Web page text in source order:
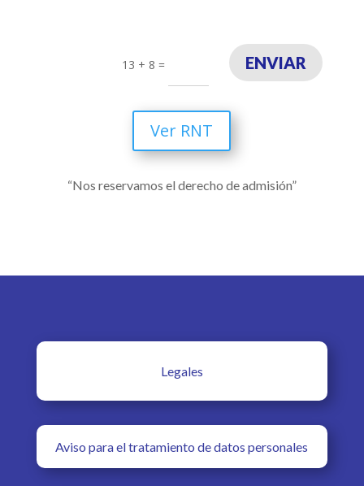
13 + 8 = ENVIAR
Ver RNT
“Nos reservamos el derecho de admisión”
Legales
Aviso para el tratamiento de datos personales